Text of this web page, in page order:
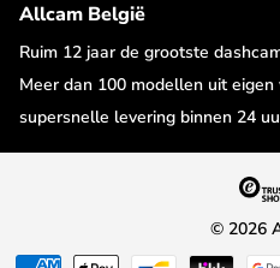
Allcam België
Ruim 12 jaar de grootste
Meer dan 100 modellen uit eigen
supersnelle levering binnen 24
© 2026